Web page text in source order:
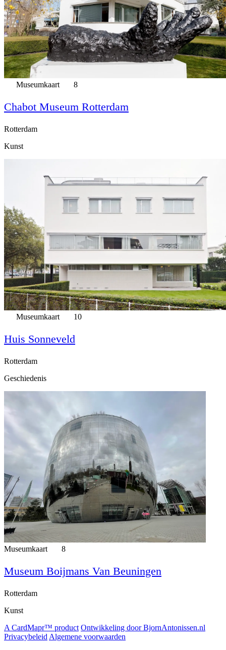
Museumkaart 8
Chabot Museum Rotterdam
Rotterdam
Kunst
Museumkaart 10
Huis Sonneveld
Rotterdam
Geschiedenis
Museumkaart 8
Museum Boijmans Van Beuningen
Rotterdam
Kunst
A CardMapr™ product Ontwikkeling door BjornAntonissen.nl
Privacybeleid Algemene voorwaarden